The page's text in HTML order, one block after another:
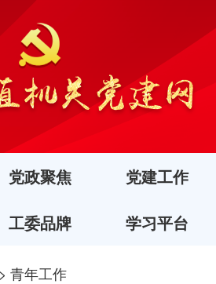
党政聚焦 党建工作
工委品牌 学习平台
>青年工作